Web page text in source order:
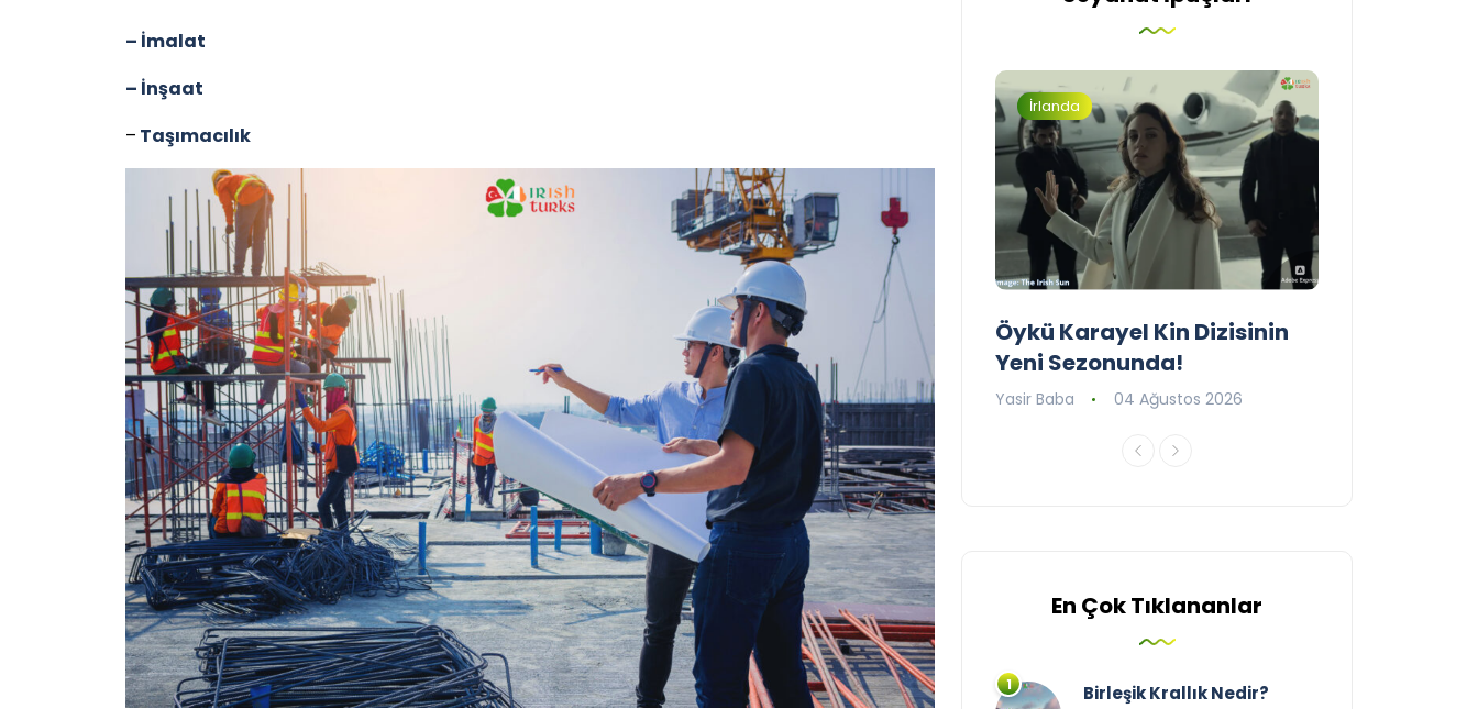
– İmalat
– İnşaat
– Taşımacılık
2026 Dünya Kupası Maç
Programı
Yasir Baba 12 Haziran 2026
İrlanda
Öykü Karayel Kin Dizisinin
Yeni Sezonunda!
Yasir Baba 04 Ağustos 2026
En Çok Tıklananlar
Birleşik Krallık Nedir?